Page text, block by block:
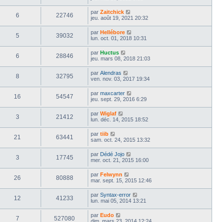
6 22746 par Zaitchick
jeu. août 19, 2021 20:32
5 39032 par Hellébore
lun. oct. 01, 2018 10:31
6 28846 par Huctus
jeu. mars 08, 2018 21:03
8 32795 par Alendras
ven. nov. 03, 2017 19:34
16 54547 par maxcarter
jeu. sept. 29, 2016 6:29
3 21412 par Wiglaf
lun. déc. 14, 2015 18:52
21 63441 par tiib
sam. oct. 24, 2015 13:32
3 17745 par Dédé Jojo
mer. oct. 21, 2015 16:00
26 80888 par Felwynn
mar. sept. 15, 2015 12:46
12 41233 par Syntax-error
lun. mai 05, 2014 13:21
7 527080 par Eudo
dim. mars 23, 2014 12:24